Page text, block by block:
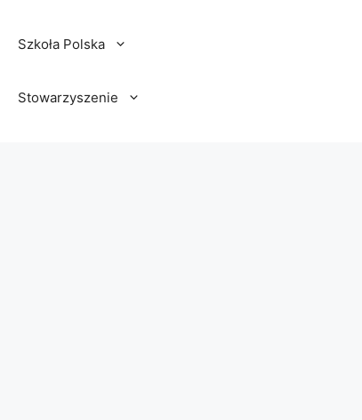
Szkoła Polska
Stowarzyszenie